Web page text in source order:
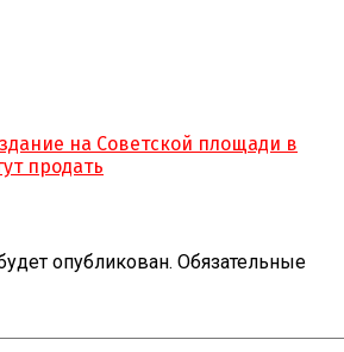
на Советской площади в
продать
опубликован. Обязательные